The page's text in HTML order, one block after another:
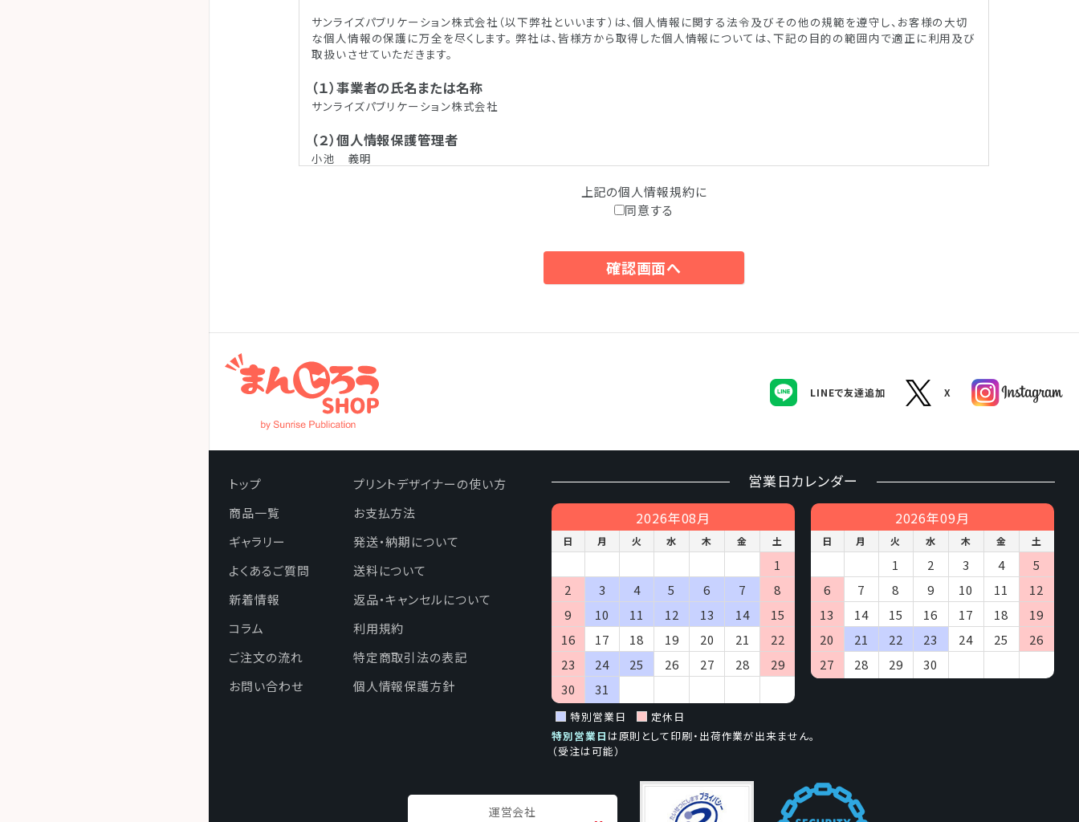
サンライズパブリケーション株式会社（以下弊社といいます）は、個人情報に関する法令及びその他の規範を遵守し、お客様の大切
な個人情報の保護に万全を尽くします。 弊社は、皆様方から取得した個人情報については、下記の目的の範囲内で適正に利用及び
取扱いさせていただきます。
（１）事業者の氏名または名称
サンライズパブリケーション株式会社
（２）個人情報保護管理者
小池 義明
お問い合わせへの対応
商品、サービス、催し物のご案内の送付
アンケート調査実施
（４）個人情報の第三者提供について
取得した個人情報を第三者に提供することはありません。
取得した個人情報の取扱いの一部を委託業者に委託することがあります。委託に際しては、個人情報の保護水準が、当社が設定す
る安全対策基準を満たす事業者を選定し、適切な管理、監督を行います。
（６）開示対象個人情報の開示等および問い合わせ窓口について
ご本人からの求めにより、当社が保有する開示対象個人情報の利用目的の通知・開示・内容の訂正・追加または削除・利用の停止・
消去および第三者への提供の 停止（「開示等」といいます。）に応じます。
」をご覧下さい。
（７）個人情報を入力するにあたっての注意事項
商品、サービス提供のお取引に必要な情報を入力していただきます。必ず全ての項目を正しく入力してください。不備があった場合、
ご注文のお取引、配送やそ の他の連絡がうまくできない場合があります。
なお入力していただきました電子メールアドレスや電話番号に問い合わせいただきました商品、または弊社サービスのご案内をさ
せていただくことがあります。
（８）本人が容易に認識できない方法による個人情報の取得
クッキーやウェブビーコン等を用いるなどして、本人が容易に認識できない方法による個人情報の取得は行っておりません。
取得した個人情報については、漏洩、減失またはき損の防止と是正、その他個人情報の安全管理のために必要かつ適切な措置を講
上記の個人情報規約に
同意する
LINEで友達追加 X
トップ
商品一覧
ギャラリー
よくあるご質問
新着情報
コラム
ご注文の流れ
お問い合わせ
プリントデザイナーの使い方
お支払方法
発送・納期について
送料について
返品・キャンセルについて
利用規約
特定商取引法の表記
個人情報保護方針
営業日カレンダー
2026年08月
日 月 火 水 木 金 土
1
2
3 4 5 6 7
8
9
10 11 12 13 14
15
16
17 18 19 20 21
22
23
24 25 26 27 28
29
30
31
2026年09月
日 月 火 水 木 金 土
1 2 3 4
5
6
7 8 9 10 11
12
13
14 15 16 17 18
19
20
21 22 23 24 25
26
27
28 29 30
特別営業日
定休日
特別営業日 は原則として印刷・出荷作業が出来ません。
（受注は可能）
運営会社